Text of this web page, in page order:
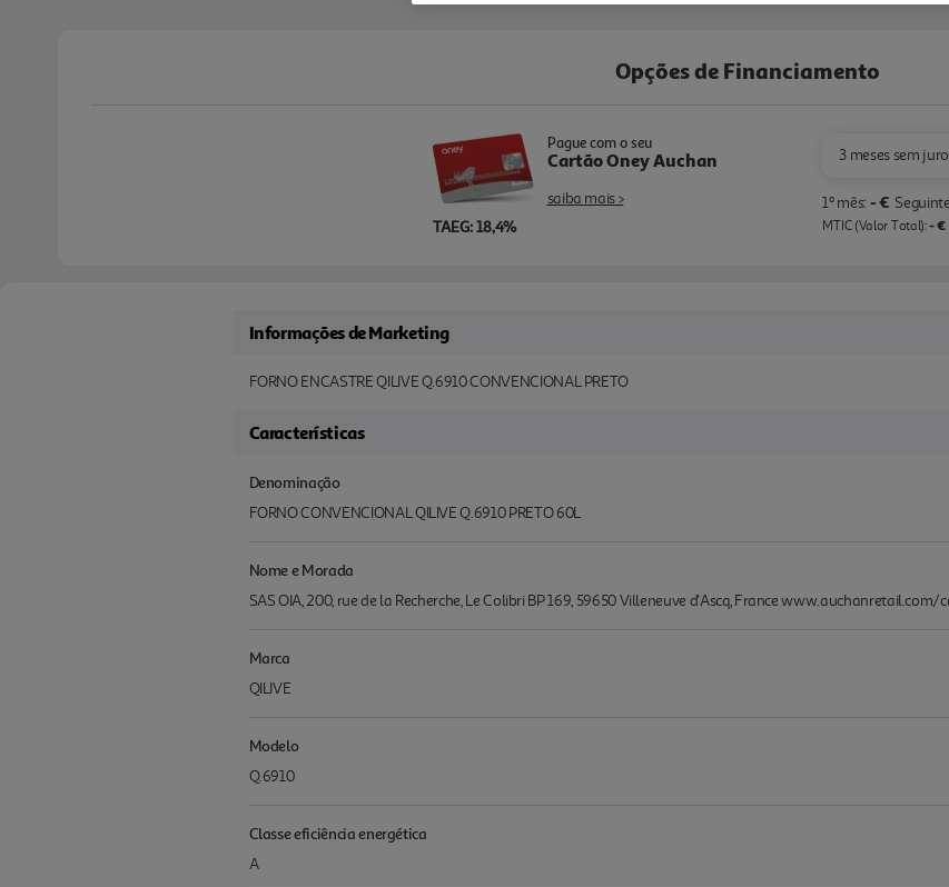
Opções de Financiamento
TAEG: 18,4%
Pague com o seu
Cartão Oney Auchan
saiba mais >
3 meses sem
1º mês: - €
MTIC (Valor Total):- €
Informações de Marketing
FORNO ENCASTRE QILIVE Q.6910 CONVENCIONAL PRETO
Características
Denominação
FORNO CONVENCIONAL QILIVE Q.6910 PRETO 60L
Nome e Morada
SAS OIA, 200, rue de la Recherche, Le Colibri BP 169, 59650 Villeneuve d'Ascq, France www.auchanretail.com/
Marca
QILIVE
Modelo
Q.6910
Classe eficiência energética
A